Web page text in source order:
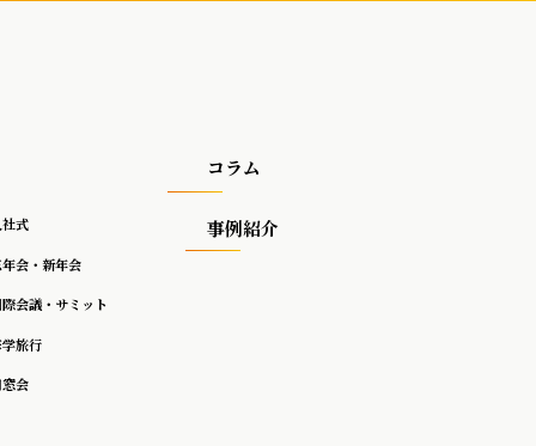
社式
会・新年会
会議・サミット
旅行
窓会
コラム
事例紹介